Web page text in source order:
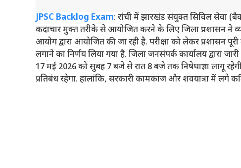
JPSC Backlog Exam: रांची में झारखंड संयुक्त सिविल सेवा
कदाचार मुक्त तरीके से आयोजित करने के लिए जिला प्रशासन ने
आयोग द्वारा आयोजित की जा रही है. परीक्षा को लेकर प्रशासन
लगाने का निर्णय लिया गया है. जिला जनसंपर्क कार्यालय द्वारा
17 मई 2026 को सुबह 7 बजे से रात 8 बजे तक निषेधाज्ञा लागू
प्रतिबंध रहेगा. हालांकि, सरकारी कामकाज और शवयात्रा में लगे